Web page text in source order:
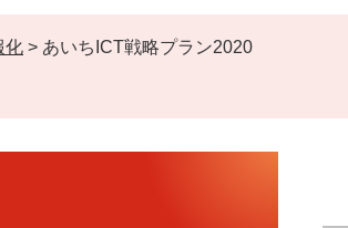
化 > あいちICT戦略プラン2020